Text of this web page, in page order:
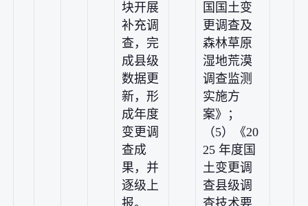
块开展
补充调
查，完
成县级
数据更
新，形
成年度
变更调
查成
果，并
逐级上
国国土变
更调查及
森林草原
湿地荒漠
调查监测
实施方
案》；
（5）《20
25 年度国
土变更调
查县级调